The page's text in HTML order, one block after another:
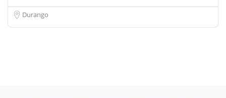
Durango